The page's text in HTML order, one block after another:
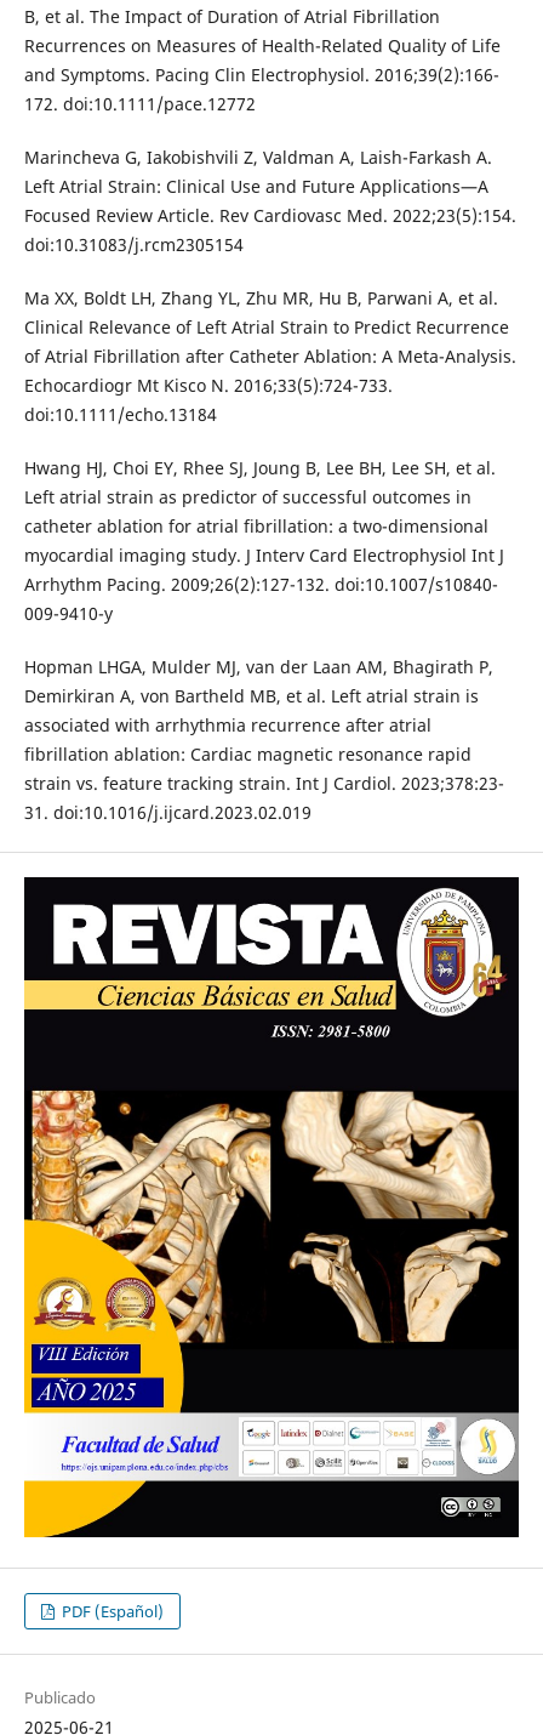
B, et al. The Impact of Duration of Atrial Fibrillation
Recurrences on Measures of Health-Related Quality of Life
and Symptoms. Pacing Clin Electrophysiol. 2016;39(2):166-
172. doi:10.1111/pace.12772
Marincheva G, Iakobishvili Z, Valdman A, Laish-Farkash A.
Left Atrial Strain: Clinical Use and Future Applications—A
Focused Review Article. Rev Cardiovasc Med. 2022;23(5):154.
doi:10.31083/j.rcm2305154
Ma XX, Boldt LH, Zhang YL, Zhu MR, Hu B, Parwani A, et al.
Clinical Relevance of Left Atrial Strain to Predict Recurrence
of Atrial Fibrillation after Catheter Ablation: A Meta-Analysis.
Echocardiogr Mt Kisco N. 2016;33(5):724-733.
doi:10.1111/echo.13184
Hwang HJ, Choi EY, Rhee SJ, Joung B, Lee BH, Lee SH, et al.
Left atrial strain as predictor of successful outcomes in
catheter ablation for atrial fibrillation: a two-dimensional
myocardial imaging study. J Interv Card Electrophysiol Int J
Arrhythm Pacing. 2009;26(2):127-132. doi:10.1007/s10840-
009-9410-y
Hopman LHGA, Mulder MJ, van der Laan AM, Bhagirath P,
Demirkiran A, von Bartheld MB, et al. Left atrial strain is
associated with arrhythmia recurrence after atrial
fibrillation ablation: Cardiac magnetic resonance rapid
strain vs. feature tracking strain. Int J Cardiol. 2023;378:23-
31. doi:10.1016/j.ijcard.2023.02.019
PDF (Español)
Publicado
2025-06-21